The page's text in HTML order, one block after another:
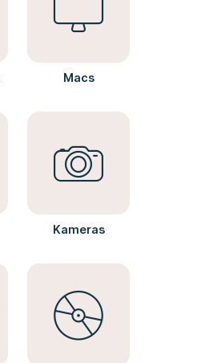
Macs
Kameras